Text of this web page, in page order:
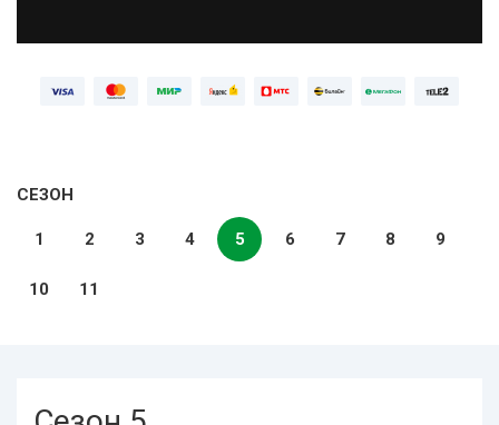
СЕЗОН
1 2 3 4 5 6 7 8 9
10 11